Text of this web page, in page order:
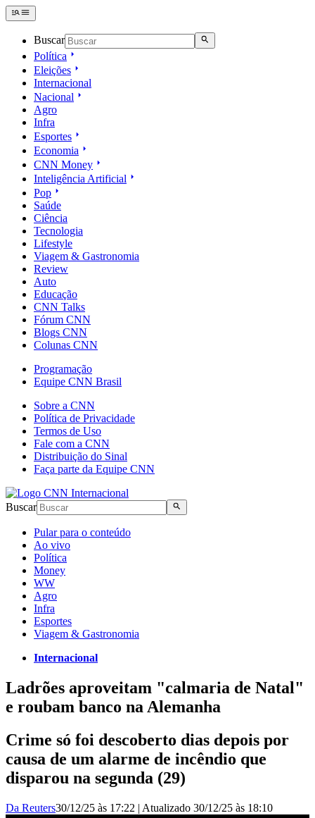
Buscar
Política
Eleições
Internacional
Nacional
Agro
Infra
Esportes
Economia
CNN Money
Inteligência Artificial
Pop
Saúde
Ciência
Tecnologia
Lifestyle
Viagem & Gastronomia
Review
Auto
Educação
CNN Talks
Fórum CNN
Blogs CNN
Colunas CNN
Programação
Equipe CNN Brasil
Sobre a CNN
Política de Privacidade
Termos de Uso
Fale com a CNN
Distribuição do Sinal
Faça parte da Equipe CNN
Buscar
Pular para o conteúdo
Ao vivo
Política
Money
WW
Agro
Infra
Esportes
Viagem & Gastronomia
Internacional
Ladrões aproveitam "calmaria de Natal"
e roubam banco na Alemanha
Crime só foi descoberto dias depois por
causa de um alarme de incêndio que
disparou na segunda (29)
Da Reuters30/12/25 às 17:22 | Atualizado 30/12/25 às 18:10